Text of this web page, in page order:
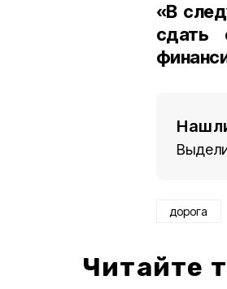
«В
сдать
дорога
Читайте